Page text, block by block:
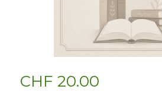
CHF 20.00